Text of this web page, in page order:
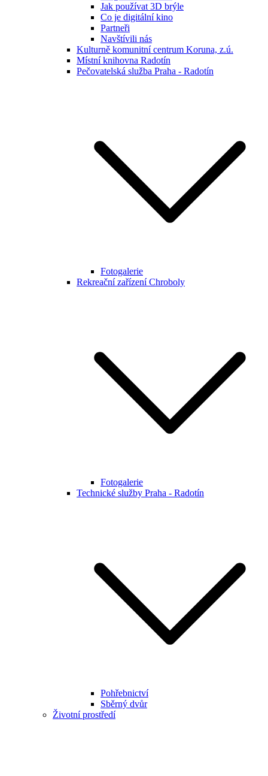
Jak používat 3D brýle
Co je digitální kino
Partneři
Navštívili nás
Kulturně komunitní centrum Koruna, z.ú.
Místní knihovna Radotín
Pečovatelská služba Praha - Radotín
Fotogalerie
Rekreační zařízení Chroboly
Fotogalerie
Technické služby Praha - Radotín
Pohřebnictví
Sběrný dvůr
Životní prostředí